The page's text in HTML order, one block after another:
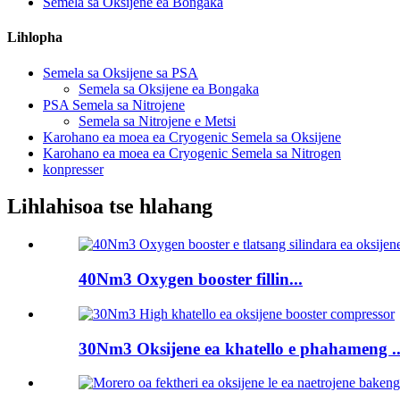
Lihlopha
Semela sa Oksijene sa PSA
Semela sa Oksijene ea Bongaka
PSA Semela sa Nitrojene
Semela sa Nitrojene e Metsi
Karohano ea moea ea Cryogenic Semela sa Oksijene
Karohano ea moea ea Cryogenic Semela sa Nitrogen
konpresser
Lihlahisoa tse hlahang
40Nm3 Oxygen booster fillin...
30Nm3 Oksijene ea khatello e phahameng